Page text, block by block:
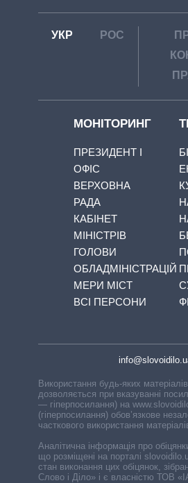
УКР РОС
МОНІТОРИНГ
ПРЕЗИДЕНТ І
ОФІС
ВЕРХОВНА
РАДА
КАБІНЕТ
МІНІСТРІВ
ГОЛОВИ
ОБЛАДМІНІСТРАЦІЙ
МЕРИ МІСТ
ВСІ ПЕРСОНИ
Використання будь-яких
дозволяється при вказуванні
— гіперпосилання) на
(гіперпосилання) обов’язкове
часткового використання
Аналітична інформація про обіцянки
що розміщені на порталі
стан виконання цих обіцянок,
Слово і Діло» і є власністю ТОВ